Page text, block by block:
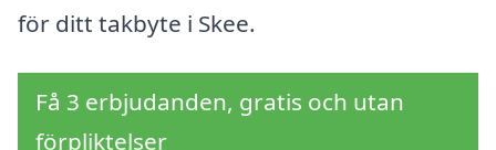
för ditt takbyte i Skee.
Få 3 erbjudanden, gratis och utan
förpliktelser